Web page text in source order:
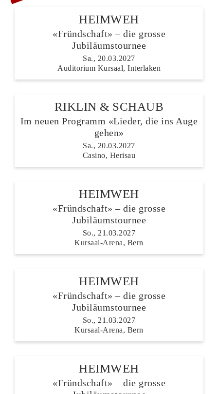
HEIMWEH
«Fründschaft» – die grosse
Jubiläumstournee
Sa., 20.03.2027
Auditorium Kursaal, Interlaken
RIKLIN & SCHAUB
Im neuen Programm «Lieder, die ins Auge
gehen»
Sa., 20.03.2027
Casino, Herisau
HEIMWEH
«Fründschaft» – die grosse
Jubiläumstournee
So., 21.03.2027
Kursaal-Arena, Bern
HEIMWEH
«Fründschaft» – die grosse
Jubiläumstournee
So., 21.03.2027
Kursaal-Arena, Bern
HEIMWEH
«Fründschaft» – die grosse